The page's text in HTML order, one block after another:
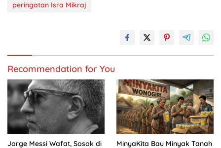
peringatan Isra Mikraj
Recommendation for You
Jorge Messi Wafat, Sosok di
MinyaKita Bau Minyak Tanah